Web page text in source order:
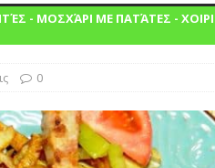
ΓΛΩΣΣΆΡΙΟ
- ΜΟΣΧΆΡΙ ΜΕ ΠΑΤΆΤΕΣ -
0